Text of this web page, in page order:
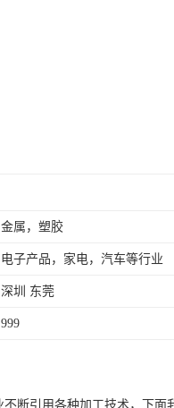
金属，塑胶
电子产品，家电，汽车等行业
深圳 东莞
999
断引用各种加工技术，下面